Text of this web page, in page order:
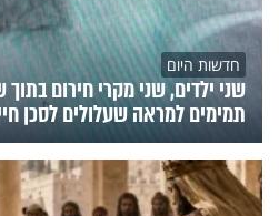
חדשות היום
שני ילדים, שני מקרי חירום
תמימים למראה שעלולים לסכן